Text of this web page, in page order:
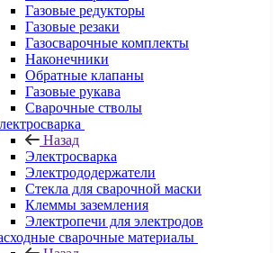
Газовые редукторы
Газовые резаки
Газосварочные комплекты
Наконечники
Обратные клапаны
Газовые рукава
Сварочные стволы
Назад
Электросварка
Электрододержатели
Стекла для сварочной маски
Клеммы заземления
Электропечи для электродов
сварочные материалы